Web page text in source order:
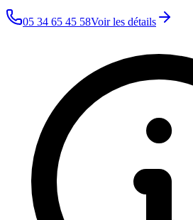
05 34 65 45 58Voir les détails